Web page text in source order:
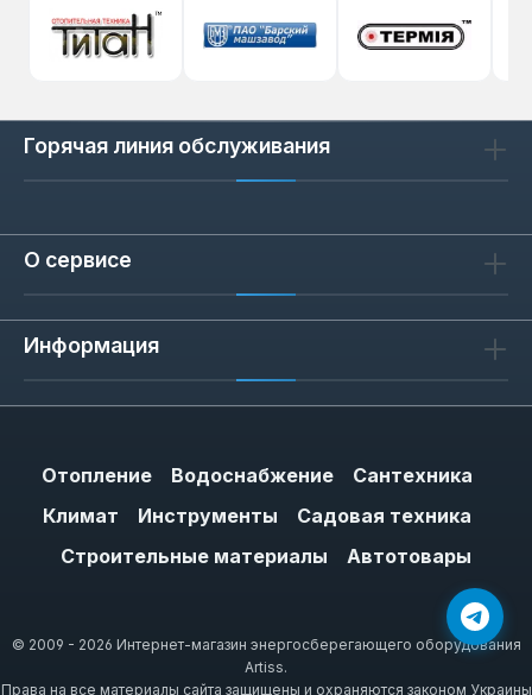
Горячая линия обслуживания
О сервисе
Информация
Отопление Водоснабжение
Сантехника
Климат
Инструменты
Садовая техника
Строительные материалы
Автотовары
© 2009 - 2026 Интернет-магазин энергосберегающего оборудования
Artiss.
Права на все материалы сайта защищены и охраняются законом Украины